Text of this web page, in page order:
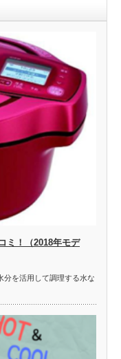
ミ！（2018年モデ
分を活用して調理する水な